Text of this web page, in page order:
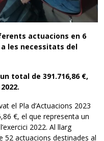
actuacions en 6
les necessitats del
total de 391.716,86 €,
el Pla d’Actuacions 2023
€, el que representa un
2022. Al llarg
52 actuacions destinades al